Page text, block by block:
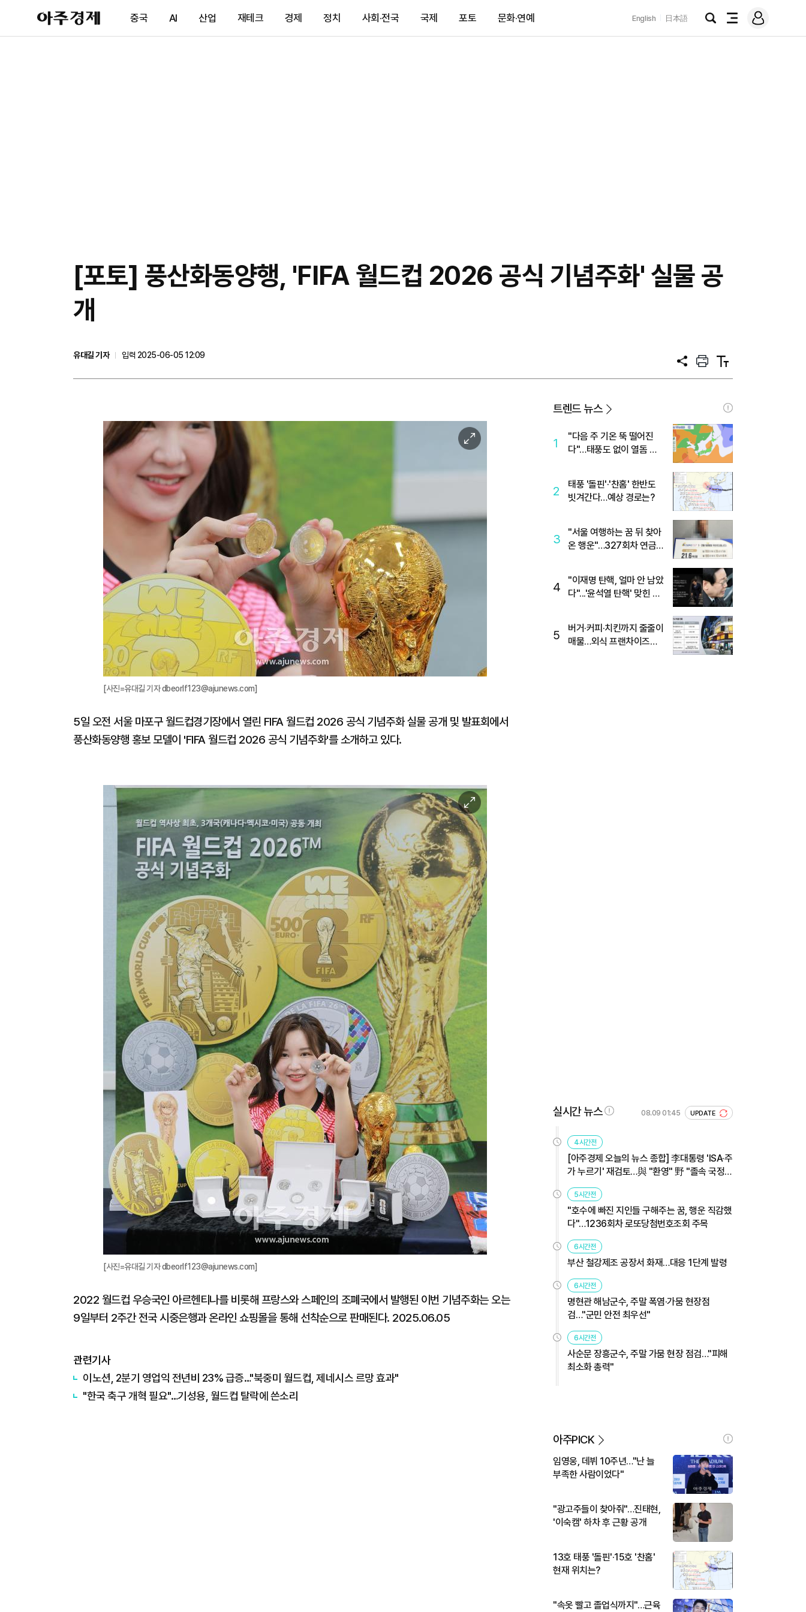
아
주
제
중국 AI 산업 재테크 경제 정치 사회·전국 국제 포토 문화·연예 English 日本語
검
전
메
그
[포토] 풍산화동양행, 'FIFA 월드컵 2026 공식 기념주화' 실물 공
개
유대길 기자
입력 2025-06-05 12:09
공
프
트
텍
트
이
미
[사진=유대길 기자 dbeorlf123@ajunews.com]
5일 오전 서울 마포구 월드컵경기장에서 열린 FIFA 월드컵 2026 공식 기념주화 실물 공개 및 발표회에서
풍산화동양행 홍보 모델이 'FIFA 월드컵 2026 공식 기념주화'를 소개하고 있다.
이
미
지
확
대
[사진=유대길 기자 dbeorlf123@ajunews.com]
2022 월드컵 우승국인 아르헨티나를 비롯해 프랑스와 스페인의 조폐국에서 발행된 이번 기념주화는 오는
9일부터 2주간 전국 시중은행과 온라인 쇼핑몰을 통해 선착순으로 판매된다. 2025.06.05
관련기사
이노션, 2분기 영업익 전년비 23% 급증…"북중미 월드컵, 제네시스 르망 효과"
"한국 축구 개혁 필요"…기성용, 월드컵 탈락에 쓴소리
트렌드 뉴스
1
"다음 주 기온 뚝 떨어진
다"…태풍도 없이 열돔 박
2
태풍 '돌핀'·'찬홈' 한반도
빗겨간다…예상 경로는?
3
"서울 여행하는 꿈 뒤 찾아
온 행운"…327회차 연금
4
"이재명 탄핵, 얼마 안 남았
다"...'윤석열 탄핵' 맞힌 무
5
버거·커피·치킨까지 줄줄이
매물…외식 프랜차이즈
실시간 뉴스 08.09 01:45 UPDATE
4시간전
[아주경제 오늘의 뉴스 종합] 李대통령 'ISA·주
가 누르기' 재검토…與 "환영" 野 "졸속 국정"
外
5시간전
"호수에 빠진 지인들 구해주는 꿈, 행운 직감했
다"…1236회차 로또당첨번호조회 주목
6시간전
부산 철강제조 공장서 화재…대응 1단계 발령
6시간전
명현관 해남군수, 주말 폭염·가뭄 현장점
검…"군민 안전 최우선"
6시간전
사순문 장흥군수, 주말 가뭄 현장 점검…"피해
최소화 총력"
아주PICK
임영웅, 데뷔 10주년…"난 늘
부족한 사람이었다"
"광고주들이 찾아줘"…진태현,
'이숙캠' 하차 후 근황 공개
13호 태풍 '돌핀'·15호 '찬홈'
현재 위치는?
"속옷 빨고 졸업식까지"…근육